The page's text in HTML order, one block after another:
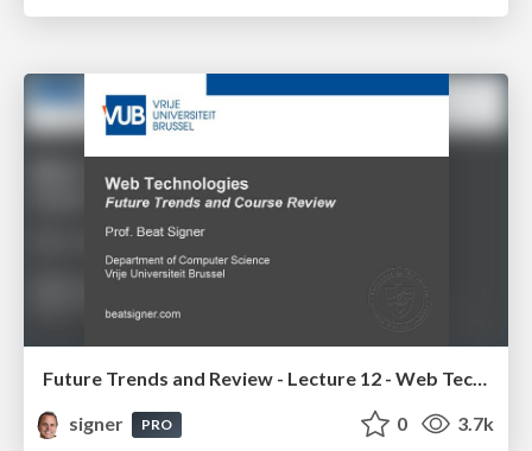
Future Trends and Review - Lecture 12 - Web Technologies (1019888BNR)
signer
PRO 0 3.7k